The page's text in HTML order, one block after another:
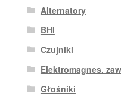
Alternatory
BHI
Czujniki
Elektromagnes.
Głośniki